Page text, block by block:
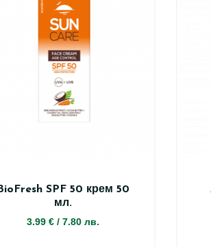
BioFresh SPF 50 крем 50
мл.
3.99 € / 7.80 лв.